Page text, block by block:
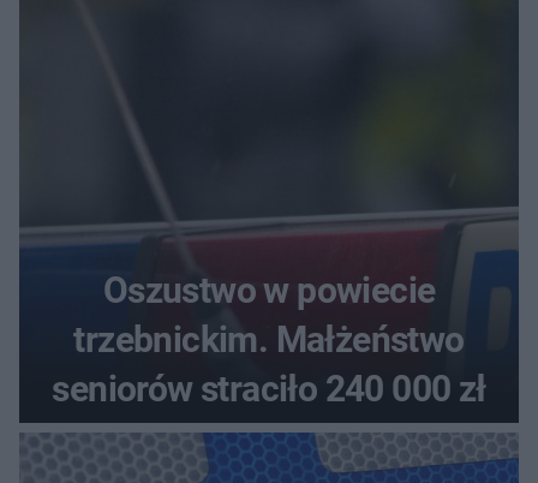
Oszustwo w powiecie
trzebnickim. Małżeństwo
seniorów straciło 240 000 zł